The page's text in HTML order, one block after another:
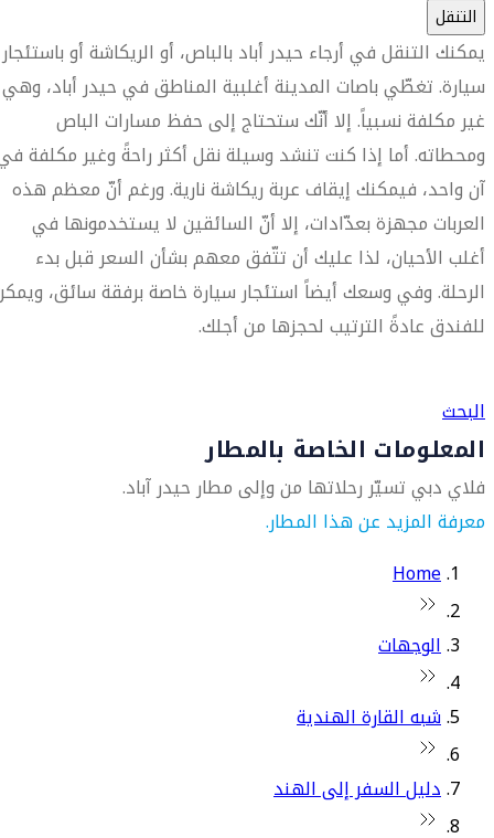
التنقل
يمكنك التنقل في أرجاء حيدر أباد بالباص، أو الريكاشة أو باستئجار
سيارة. تغطّي باصات المدينة أغلبية المناطق في حيدر أباد، وهي
غير مكلفة نسبياً. إلا أنّك ستحتاج إلى حفظ مسارات الباص
ومحطاته. أما إذا كنت تنشد وسيلة نقل أكثر راحةً وغير مكلفة
آن واحد، فيمكنك إيقاف عربة ريكاشة نارية. ورغم أنّ معظم هذه
العربات مجهزة بعدّادات، إلا أنّ السائقين لا يستخدمونها في
أغلب الأحيان، لذا عليك أن تتّفق معهم بشأن السعر قبل بدء
الرحلة. وفي وسعك أيضاً استئجار سيارة خاصة برفقة سائق،
للفندق عادةً الترتيب لحجزها من أجلك.
البحث
المعلومات الخاصة بالمطار
فلاي دبي تسيّر رحلاتها من وإلى مطار حيدر آباد.
معرفة المزيد عن هذا المطار.
Home
الوجهات
شبه القارة الهندية
دليل السفر إلى الهند